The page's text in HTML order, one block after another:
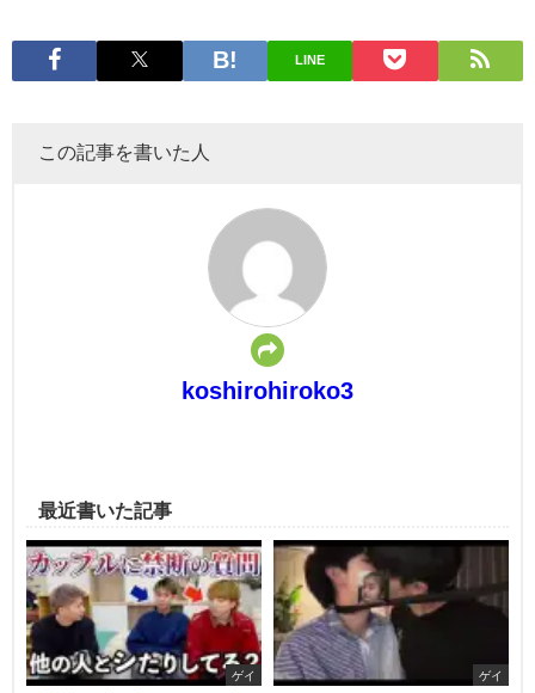
LINE
この記事を書いた人
koshirohiroko3
最近書いた記事
ゲイ ゲイ